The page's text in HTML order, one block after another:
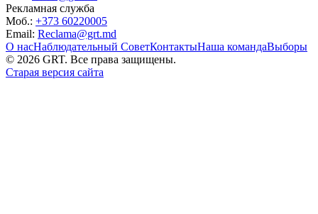
Рекламная служба
Моб.: +373 60220005
Email: Reclama@grt.md
О насНаблюдательный СоветКонтактыНаша командаВыборы
© 2026 GRT. Все права защищены.
Старая версия сайта